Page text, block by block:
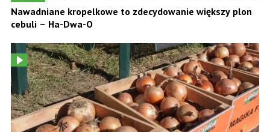
Nawadniane kropelkowe to zdecydowanie większy plon
cebuli – Ha-Dwa-O